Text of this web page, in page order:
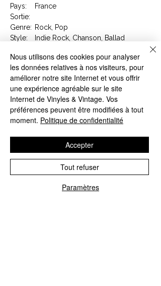
Pays:
France
Sortie:
Genre: Rock, Pop
Style:
Indie Rock, Chanson, Ballad
Tracklist
A1 Marianne
A2 Sur Le Quai
A3 Légionnaire
A4 Webcams De Nos Amours
B1 Ma Petite Couturière
B2 Je Suis Un Étranger
Article : 3424986
Code Barre : 3596974249868
Nous utilisons des cookies pour analyser
les données relatives à nos visiteurs, pour
améliorer notre site Internet et vous offrir
une expérience agréable sur le site
Internet de Vinyles & Vintage. Vos
préférences peuvent être modifiées à tout
moment. Politique de confidentialité
Paramètres
Tout refuser
Accepter